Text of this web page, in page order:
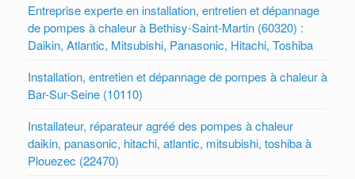
Entreprise experte en installation, entretien et dépannage
de pompes à chaleur à Bethisy-Saint-Martin (60320) :
Daikin, Atlantic, Mitsubishi, Panasonic, Hitachi, Toshiba
Installation, entretien et dépannage de pompes à chaleur à
Bar-Sur-Seine (10110)
Installateur, réparateur agréé des pompes à chaleur
daikin, panasonic, hitachi, atlantic, mitsubishi, toshiba à
Plouezec (22470)